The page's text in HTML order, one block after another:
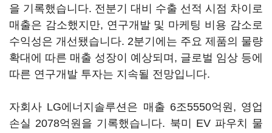
을 기록했습니다. 전분기 대비 수출 선적 시점 차이로
매출은 감소했지만, 연구개발 및 마케팅 비용 감소로
수익성은 개선됐습니다. 2분기에는 주요 제품의 물량
확대에 따른 매출 성장이 예상되며, 글로벌 임상 등에
따른 연구개발 투자는 지속될 전망입니다.
자회사 LG에너지솔루션은 매출 6조5550억원, 영업
손실 2078억원을 기록했습니다. 북미 EV 파우치 물